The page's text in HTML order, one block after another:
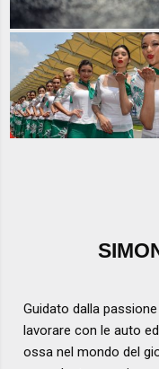
Guidato dalla
lavorare con le auto
ossa nel mondo del